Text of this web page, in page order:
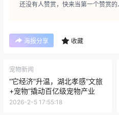
还没有人赞赏，快来当第一个赞赏的
海报分享 收藏
宠物新闻
“它经济”升温，湖北孝感“文旅
+宠物”撬动百亿级宠物产业
2026-2-5 17:55:18